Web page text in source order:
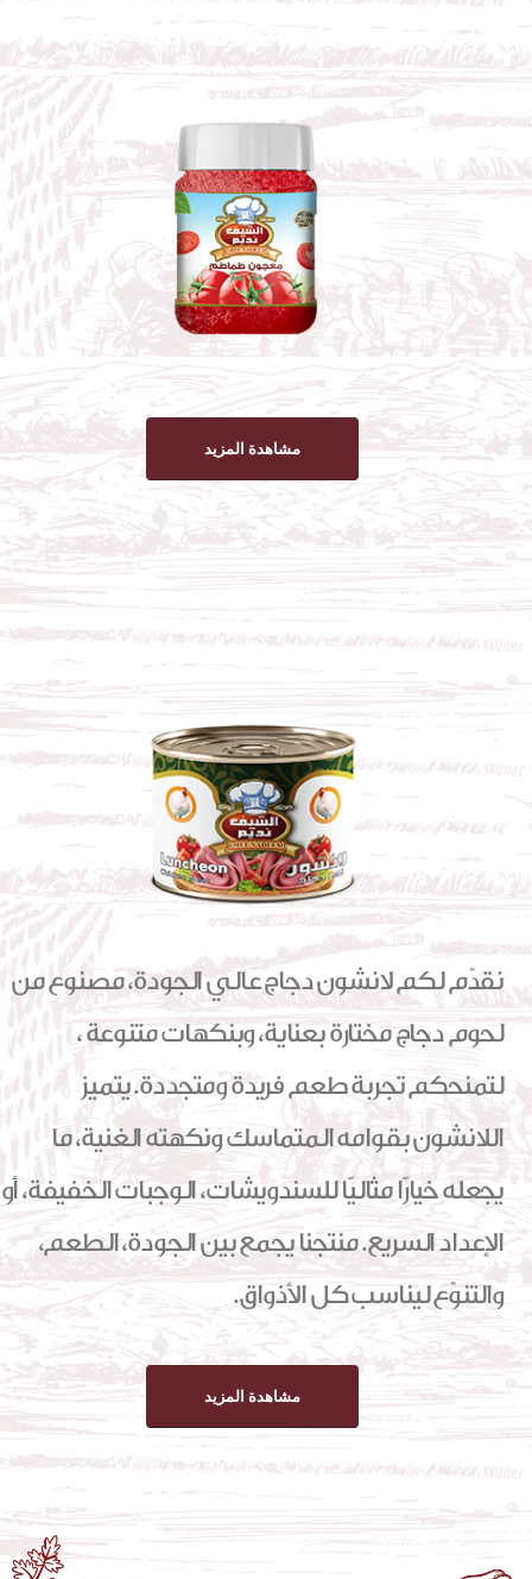
مشاهدة المزيد
نقدّم لكم لانشون دجاج عالي الجودة، مصنوع من
لحوم دجاج مختارة بعناية، وبنكهات متنوعة ،
لتمنحكم تجربة طعم فريدة ومتجددة. يتميز
اللانشون بقوامه المتماسك ونكهته الغنية، ما
يجعله خيارًا مثاليًا للسندويشات، الوجبات الخفيفة، أو
الإعداد السريع. منتجنا يجمع بين الجودة، الطعم،
والتنوّع ليناسب كل الأذواق.
مشاهدة المزيد